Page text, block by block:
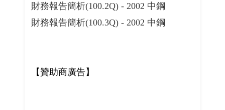
財務報告簡析(100.2Q) - 2002 中鋼
財務報告簡析(100.3Q) - 2002 中鋼
【贊助商廣告】